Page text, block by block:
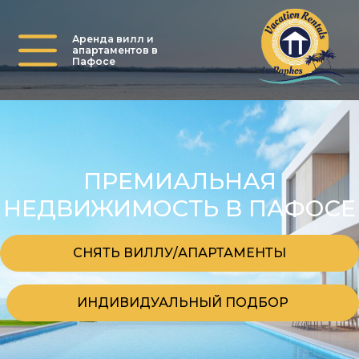
Аренда вилл и
апартаментов в
Пафосе
ПРЕМИАЛЬНАЯ
НЕДВИЖИМОСТЬ В ПАФОСЕ
СНЯТЬ ВИЛЛУ/АПАРТАМЕНТЫ
ИНДИВИДУАЛЬНЫЙ ПОДБОР